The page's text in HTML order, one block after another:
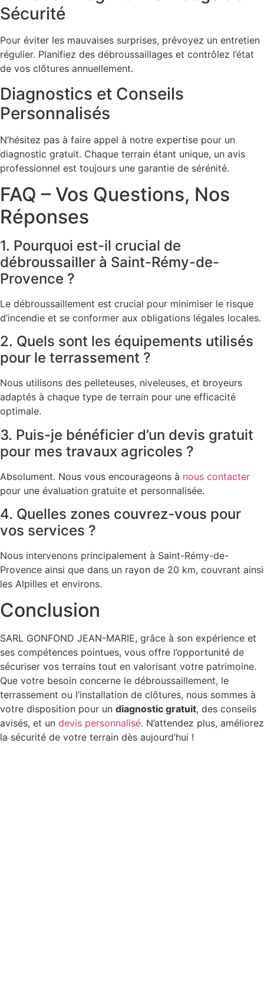
Sécurité
Pour éviter les mauvaises surprises, prévoyez un entretien
régulier. Planifiez des débroussaillages et contrôlez l’état
de vos clôtures annuellement.
Diagnostics et Conseils
Personnalisés
N’hésitez pas à faire appel à notre expertise pour un
diagnostic gratuit. Chaque terrain étant unique, un avis
professionnel est toujours une garantie de sérénité.
FAQ – Vos Questions, Nos
Réponses
1. Pourquoi est-il crucial de
débroussailler à Saint-Rémy-de-
Provence ?
Le débroussaillement est crucial pour minimiser le risque
d’incendie et se conformer aux obligations légales locales.
2. Quels sont les équipements utilisés
pour le terrassement ?
Nous utilisons des pelleteuses, niveleuses, et broyeurs
adaptés à chaque type de terrain pour une efficacité
optimale.
3. Puis-je bénéficier d’un devis gratuit
pour mes travaux agricoles ?
Absolument. Nous vous encourageons à nous contacter
pour une évaluation gratuite et personnalisée.
4. Quelles zones couvrez-vous pour
vos services ?
Nous intervenons principalement à Saint-Rémy-de-
Provence ainsi que dans un rayon de 20 km, couvrant ainsi
les Alpilles et environs.
Conclusion
SARL GONFOND JEAN-MARIE, grâce à son expérience et
ses compétences pointues, vous offre l’opportunité de
sécuriser vos terrains tout en valorisant votre patrimoine.
Que votre besoin concerne le débroussaillement, le
terrassement ou l’installation de clôtures, nous sommes à
votre disposition pour un diagnostic gratuit, des conseils
avisés, et un devis personnalisé. N’attendez plus, améliorez
la sécurité de votre terrain dès aujourd’hui !